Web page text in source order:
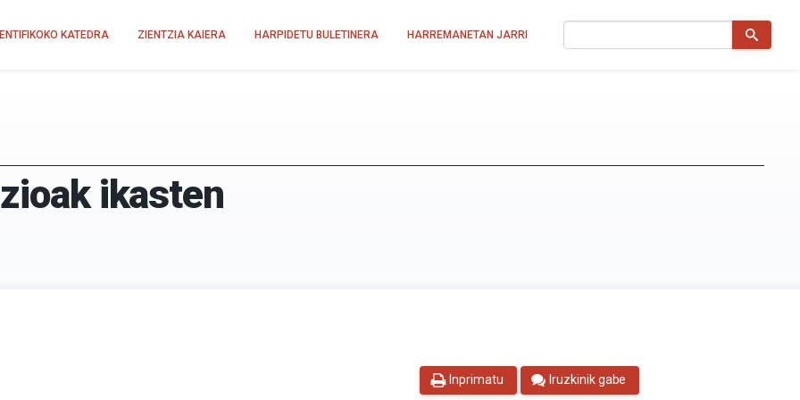
KATEDRA ZIENTZIA KAIERA HARPIDETU BULETINERA HARREMANETAN JARRI
ikasten
Inprimatu Iruzkinik gabe